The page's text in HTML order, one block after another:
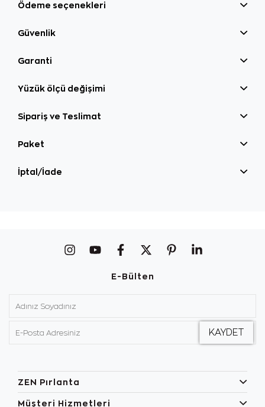
Ödeme seçenekleri
Güvenlik
Garanti
Yüzük ölçü değişimi
Sipariş ve Teslimat
Paket
İptal/İade
E-Bülten
ZEN Pırlanta
Müşteri Hizmetleri